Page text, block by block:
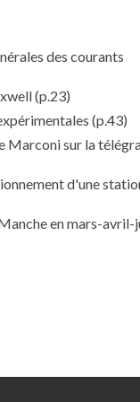
des courants
(p.23)
(p.43)
Marconi sur la
d'une
en mars-avril-